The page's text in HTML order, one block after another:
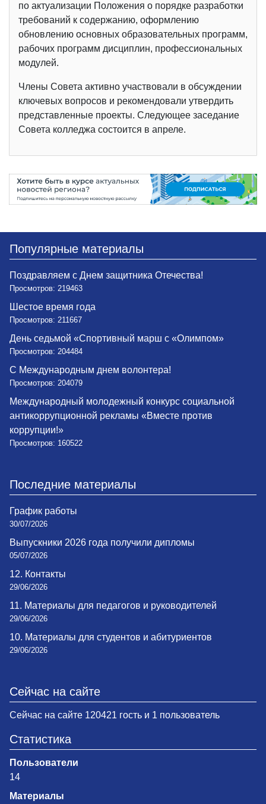
по актуализации Положения о порядке разработки
требований к содержанию, оформлению
обновлению основных образовательных программ,
рабочих программ дисциплин, профессиональных
модулей.
Члены Совета активно участвовали в обсуждении
ключевых вопросов и рекомендовали утвердить
представленные проекты. Следующее заседание
Совета колледжа состоится в апреле.
Популярные материалы
Поздравляем с Днем защитника Отечества!
Просмотров: 219463
Шестое время года
Просмотров: 211667
День седьмой «Спортивный марш с «Олимпом»
Просмотров: 204484
С Международным днем волонтера!
Просмотров: 204079
Международный молодежный конкурс социальной
антикоррупционной рекламы «Вместе против
коррупции!»
Просмотров: 160522
Последние материалы
График работы
30/07/2026
Выпускники 2026 года получили дипломы
05/07/2026
12. Контакты
29/06/2026
11. Материалы для педагогов и руководителей
29/06/2026
10. Материалы для студентов и абитуриентов
29/06/2026
Сейчас на сайте
Сейчас на сайте 120421 гость и 1 пользователь
Статистика
Пользователи
14
Материалы